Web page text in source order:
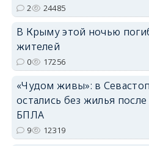
2 24485
В Крыму этой ночью
жителей
0 17256
«Чудом живы»: в
остались без жилья
БПЛА
9 12319